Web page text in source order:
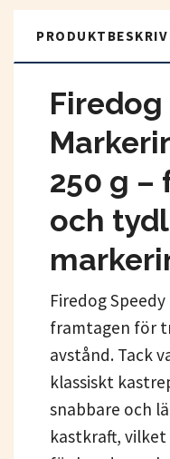
Firedog
250 g –
och
Firedog
framtagen för
avstånd. Tack
klassiskt
snabbare och
kastkraft,